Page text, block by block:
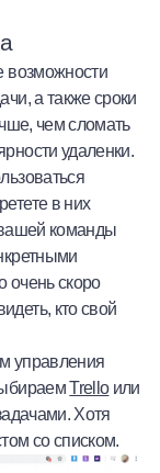
возможности
а также сроки
чем сломать
удаленки.
в них
команды
очень скоро
кто свой
управления
Trelloили
Хотя
со списком.